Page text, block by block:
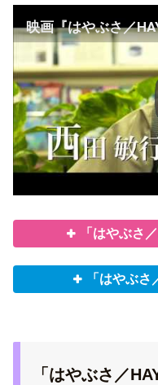
映画『はやぶさ／
「はやぶさ
「はやぶ
「はやぶさ／